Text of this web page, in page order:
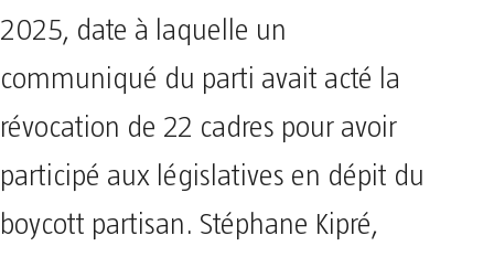
2025, date à laquelle un
communiqué du parti avait acté la
révocation de 22 cadres pour avoir
participé aux législatives en dépit du
boycott partisan. Stéphane Kipré,